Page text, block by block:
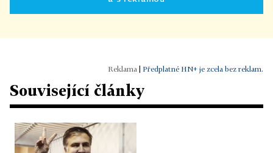
Předplatné HN+ je zcela bez reklam.
Související články